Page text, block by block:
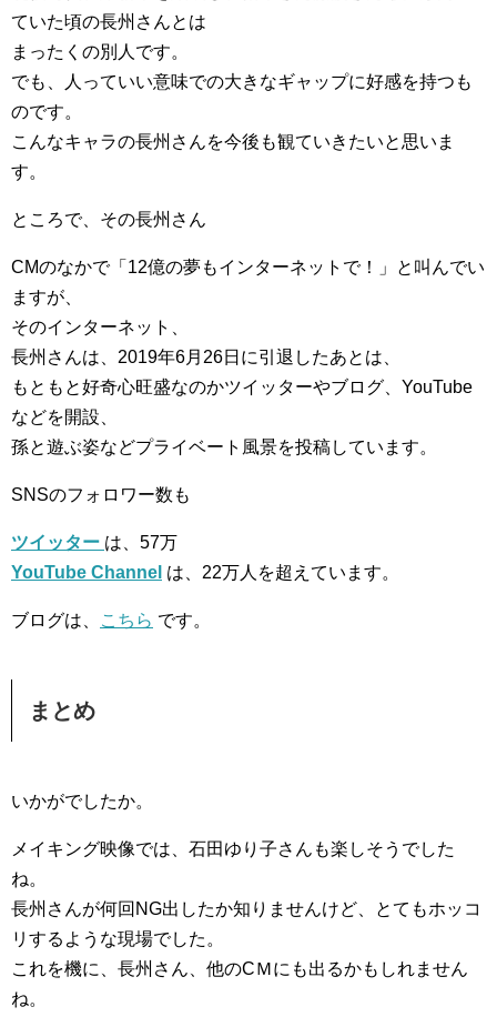
ていた頃の長州さんとは
まったくの別人です。
でも、人っていい意味での大きなギャップに好感を持つも
のです。
こんなキャラの長州さんを今後も観ていきたいと思いま
す。
ところで、その長州さん
CMのなかで「12億の夢もインターネットで！」と叫んでい
ますが、
そのインターネット、
長州さんは、2019年6月26日に引退したあとは、
もともと好奇心旺盛なのかツイッターやブログ、YouTube
などを開設、
孫と遊ぶ姿などプライベート風景を投稿しています。
SNSのフォロワー数も
ツイッター は、57万
YouTube Channel は、22万人を超えています。
ブログは、 こちら です。
まとめ
いかがでしたか。
メイキング映像では、石田ゆり子さんも楽しそうでした
ね。
長州さんが何回NG出したか知りませんけど、とてもホッコ
リするような現場でした。
これを機に、長州さん、他のCＭにも出るかもしれません
ね。